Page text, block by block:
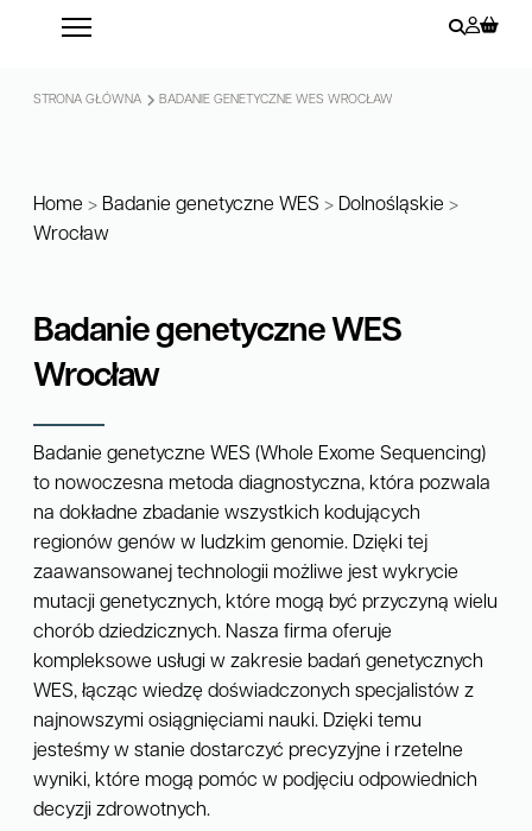
STRONA GŁÓWNA BADANIE GENETYCZNE WES WROCŁAW
Home > Badanie genetyczne WES > Dolnośląskie >
Wrocław
Badanie genetyczne WES
Wrocław
Badanie genetyczne WES (Whole Exome Sequencing)
to nowoczesna metoda diagnostyczna, która pozwala
na dokładne zbadanie wszystkich kodujących
regionów genów w ludzkim genomie. Dzięki tej
zaawansowanej technologii możliwe jest wykrycie
mutacji genetycznych, które mogą być przyczyną wielu
chorób dziedzicznych. Nasza firma oferuje
kompleksowe usługi w zakresie badań genetycznych
WES, łącząc wiedzę doświadczonych specjalistów z
najnowszymi osiągnięciami nauki. Dzięki temu
jesteśmy w stanie dostarczyć precyzyjne i rzetelne
wyniki, które mogą pomóc w podjęciu odpowiednich
decyzji zdrowotnych.